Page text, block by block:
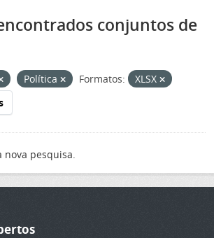
conjuntos de
Política Formatos:
XLSX
pesquisa.